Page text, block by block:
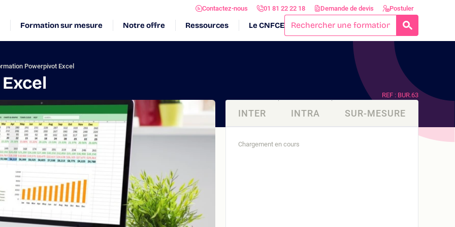
Contactez-nous 01 81 22 22 18 Demande de devis Postuler
Formation sur mesure Notre offre Ressources Le CNFCE
Powerpivot Excel
REF : BUR.63
INTER INTRA SUR-MESURE